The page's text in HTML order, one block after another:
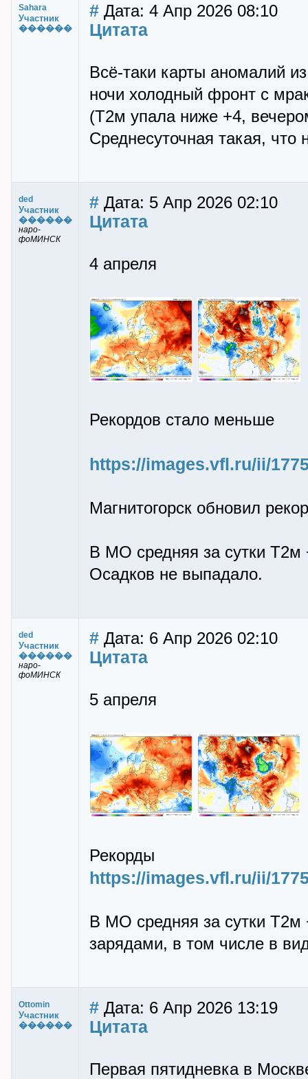
Sahara
Участник
������
# Дата: 4 Апр 2026 08:10
Цитата
Всё-таки карты аномалий
ночи холодный фронт с
(Т2м упала ниже +4,
Среднесуточная такая, что
ded
Участник
������
наро-
фоМИНСК
# Дата: 5 Апр 2026 02:10
Цитата
4 апреля
Рекордов стало меньше
https://images.vfl.ru/ii/
Магнитогорск обновил
В МО средняя за сутки
Осадков не выпадало.
ded
Участник
������
наро-
фоМИНСК
# Дата: 6 Апр 2026 02:10
Цитата
5 апреля
Рекорды
https://images.vfl.ru/ii/
В МО средняя за сутки
зарядами, в том числе в
Ottomin
Участник
������
# Дата: 6 Апр 2026 13:19
Цитата
Первая пятидневка в